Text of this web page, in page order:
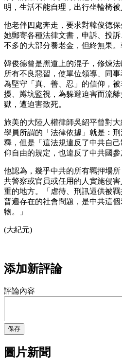
明，生活不能自理，出行坐輪椅被
他老伴四處奔走，要求對韓俊德保
她郵寄各種法律文書，申訴、投
不多的大部分養老金，但終無果。
韓俊德曾是黑道上的混子，修煉
所有不良惡習，使單位領導、同
為堅守「真、善、忍」的信仰，
擾、蹲坑監視，為躲避迫害而流
獄，遭迫害致死。
旅美的大陸人權律師吳紹平曾對
學員所謂的「法律依據」就是：
釋，但是「這法規違反了中共自
仰自由的規定，也違反了中共國參
他認為，幾乎中共的所有羈押場
共警察或官員或任用的人實施侵
重的地方。「虐待、刑訊逼供被
普遍存在的社會問題，是中共這
物。」
(大紀元)
添加新評論
評論內容
保存
圖片新聞